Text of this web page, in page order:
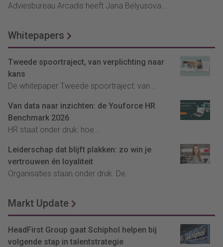
Adviesbureau Arcadis heeft Jana Belyusova...
Whitepapers
Tweede spoortraject, van verplichting naar
kans
De whitepaper Tweede spoortraject: van...
Van data naar inzichten: de Youforce HR
Benchmark 2026
HR staat onder druk: hoe...
Leiderschap dat blijft plakken: zo win je
vertrouwen én loyaliteit
Organisaties staan onder druk. De...
Markt Update
HeadFirst Group gaat Schiphol helpen bij
volgende stap in talentstrategie